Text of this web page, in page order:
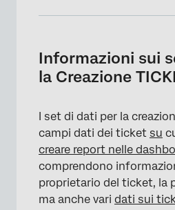
Creazione di set di dati
Ticket Rapporti
Creazione dei campi dei
Limitazioni dati ticket
Utilizzo dei set di dati
nei Dashboard
Rimozione dei set di dati
Informazioni sui
la Creazione
I set di dati per la
campi dati dei ticket su
creare report nelle
comprendono
proprietario del ticket, la
ma anche vari dati sui